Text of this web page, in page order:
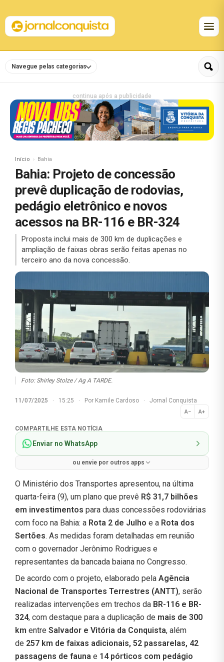
Navegue pelas categorias
continua após a publicidade
Início Bahia
Bahia: Projeto de concessão
prevê duplicação de rodovias,
pedágio eletrônico e novos
acessos na BR-116 e BR-324
Proposta inclui mais de 300 km de duplicações e
ampliação de faixas obras serão feitas apenas no
terceiro ano da nova concessão.
Foto: Shirley Stolze / Ag A TARDE.
11/07/2025 · 15:25 · Por Kamile Cardoso · Jornal Conquista
A− A+
Normal
COMPARTILHE ESTA NOTÍCIA
Enviar no WhatsApp
ou envie por outros apps
O Ministério dos Transportes apresentou, na última
quarta-feira (9), um plano que prevê R$ 31,7 bilhões
em investimentos para duas concessões rodoviárias
com foco na Bahia: a Rota 2 de Julho e a Rota dos
Sertões. As medidas foram detalhadas em reunião
com o governador Jerônimo Rodrigues e
representantes da bancada baiana no Congresso.
De acordo com o projeto, elaborado pela Agência
Nacional de Transportes Terrestres (ANTT), serão
realizadas intervenções em trechos da BR-116 e BR-
324, com destaque para a duplicação de mais de 300
km entre Salvador e Vitória da Conquista, além
de 257 km de faixas adicionais, 52 passarelas, 42
passagens de fauna e 14 pórticos com pedágio